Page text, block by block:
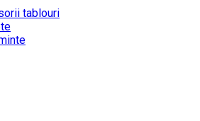
tablouri